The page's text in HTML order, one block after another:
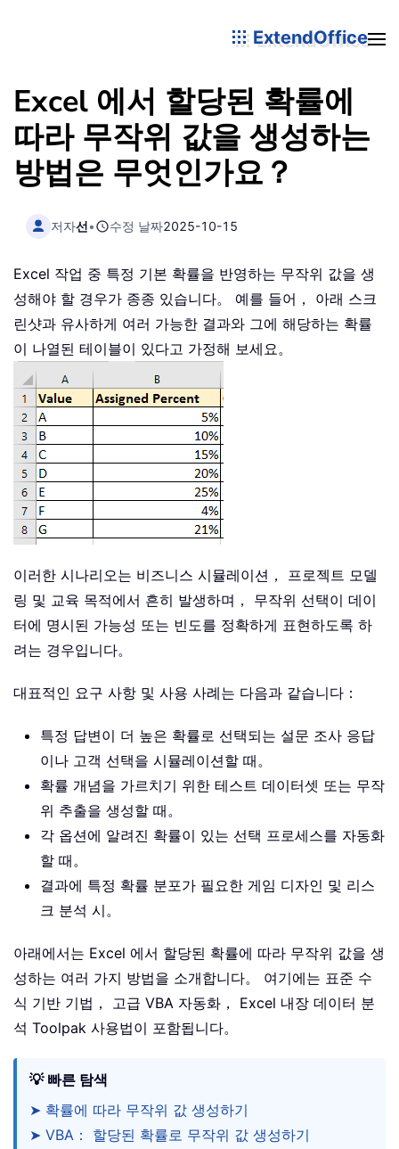
ExtendOffice
Excel 에서 할당된 확률에
따라 무작위 값을 생성하는
방법은 무엇인가요？
저자선• 수정 날짜2025-10-15
Excel 작업 중 특정 기본 확률을 반영하는 무작위 값을 생
성해야 할 경우가 종종 있습니다。 예를 들어， 아래 스크
린샷과 유사하게 여러 가능한 결과와 그에 해당하는 확률
이 나열된 테이블이 있다고 가정해 보세요。
이러한 시나리오는 비즈니스 시뮬레이션， 프로젝트 모델
링 및 교육 목적에서 흔히 발생하며， 무작위 선택이 데이
터에 명시된 가능성 또는 빈도를 정확하게 표현하도록 하
려는 경우입니다。
대표적인 요구 사항 및 사용 사례는 다음과 같습니다：
특정 답변이 더 높은 확률로 선택되는 설문 조사 응답
이나 고객 선택을 시뮬레이션할 때。
확률 개념을 가르치기 위한 테스트 데이터셋 또는 무작
위 추출을 생성할 때。
각 옵션에 알려진 확률이 있는 선택 프로세스를 자동화
할 때。
결과에 특정 확률 분포가 필요한 게임 디자인 및 리스
크 분석 시。
아래에서는 Excel 에서 할당된 확률에 따라 무작위 값을 생
성하는 여러 가지 방법을 소개합니다。 여기에는 표준 수
식 기반 기법， 고급 VBA 자동화， Excel 내장 데이터 분
석 Toolpak 사용법이 포함됩니다。
💡 빠른 탐색
➤ 확률에 따라 무작위 값 생성하기
➤ VBA： 할당된 확률로 무작위 값 생성하기